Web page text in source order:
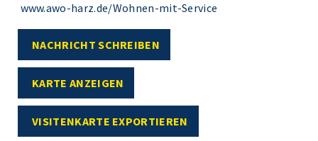
www.awo-harz.de/Wohnen-mit-Service
NACHRICHT SCHREIBEN
KARTE ANZEIGEN
VISITENKARTE EXPORTIEREN